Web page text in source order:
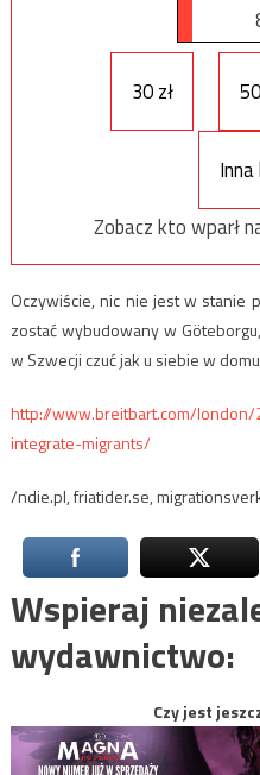
30 zł
Zobacz kto wparł
Oczywiście, nic nie jest w stanie
zostać wybudowany w
w Szwecji czuć jak u siebie w
http://www.breitbart.com/
integrate-migrants/
/ndie.pl, friatider.se,
Wspieraj
wydawnictwo:
Czy jest